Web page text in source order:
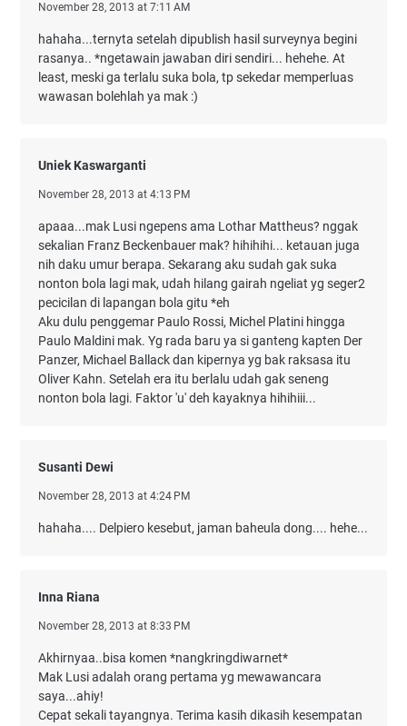
November 28, 2013 at 7:11 AM
hahaha...ternyta setelah dipublish hasil surveynya begini
rasanya.. *ngetawain jawaban diri sendiri... hehehe. At
least, meski ga terlalu suka bola, tp sekedar memperluas
wawasan bolehlah ya mak :)
Uniek Kaswarganti
November 28, 2013 at 4:13 PM
apaaa...mak Lusi ngepens ama Lothar Mattheus? nggak
sekalian Franz Beckenbauer mak? hihihihi... ketauan juga
nih daku umur berapa. Sekarang aku sudah gak suka
nonton bola lagi mak, udah hilang gairah ngeliat yg seger2
pecicilan di lapangan bola gitu *eh
Aku dulu penggemar Paulo Rossi, Michel Platini hingga
Paulo Maldini mak. Yg rada baru ya si ganteng kapten Der
Panzer, Michael Ballack dan kipernya yg bak raksasa itu
Oliver Kahn. Setelah era itu berlalu udah gak seneng
nonton bola lagi. Faktor 'u' deh kayaknya hihihiii...
Susanti Dewi
November 28, 2013 at 4:24 PM
hahaha.... Delpiero kesebut, jaman baheula dong.... hehe...
Inna Riana
November 28, 2013 at 8:33 PM
Akhirnyaa..bisa komen *nangkringdiwarnet*
Mak Lusi adalah orang pertama yg mewawancara
saya...ahiy!
Cepat sekali tayangnya. Terima kasih dikasih kesempatan